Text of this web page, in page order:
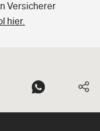
Versicherer
hier.